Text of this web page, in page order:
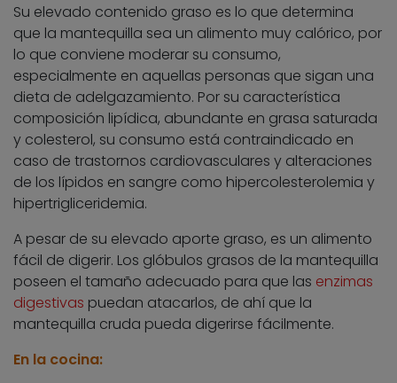
Su elevado contenido graso es lo que determina
que la mantequilla sea un alimento muy calórico, por
lo que conviene moderar su consumo,
especialmente en aquellas personas que sigan una
dieta de adelgazamiento. Por su característica
composición lipídica, abundante en grasa saturada
y colesterol, su consumo está contraindicado en
caso de trastornos cardiovasculares y alteraciones
de los lípidos en sangre como hipercolesterolemia y
hipertrigliceridemia.
A pesar de su elevado aporte graso, es un alimento
fácil de digerir. Los glóbulos grasos de la mantequilla
poseen el tamaño adecuado para que las enzimas
digestivas puedan atacarlos, de ahí que la
mantequilla cruda pueda digerirse fácilmente.
En la cocina: